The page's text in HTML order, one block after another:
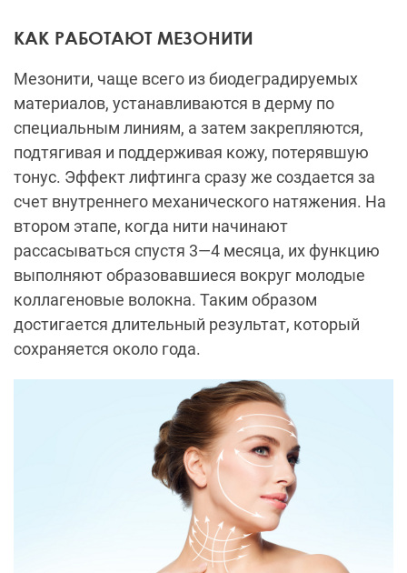
КАК РАБОТАЮТ МЕЗОНИТИ
Мезонити, чаще всего из биодеградируемых
материалов, устанавливаются в дерму по
специальным линиям, а затем закрепляются,
подтягивая и поддерживая кожу, потерявшую
тонус. Эффект лифтинга сразу же создается за
счет внутреннего механического натяжения. На
втором этапе, когда нити начинают
рассасываться спустя 3—4 месяца, их функцию
выполняют образовавшиеся вокруг молодые
коллагеновые волокна. Таким образом
достигается длительный результат, который
сохраняется около года.